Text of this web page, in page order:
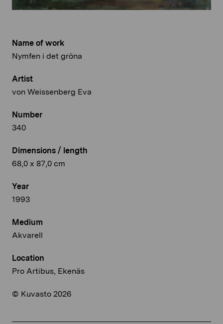
Name of work
Nymfen i det gröna
Artist
von Weissenberg Eva
Number
340
Dimensions / length
68,0 x 87,0 cm
Year
1993
Medium
Akvarell
Location
Pro Artibus, Ekenäs
© Kuvasto 2026